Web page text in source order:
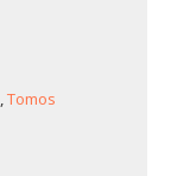
,Tomos